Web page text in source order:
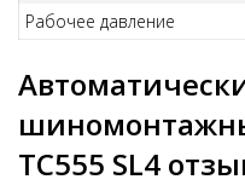
Рабочее давление
TC555 SL4